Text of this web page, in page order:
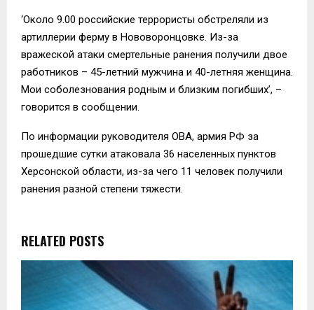
‘Около 9.00 российские террористы обстреляли из
артиллерии ферму в Нововоронцовке. Из-за
вражеской атаки смертельные ранения получили двое
работников – 45-летний мужчина и 40-летняя женщина.
Мои соболезнования родным и близким погибших’, –
говорится в сообщении.
По информации руководителя ОВА, армия РФ за
прошедшие сутки атаковала 36 населенных пунктов
Херсонской области, из-за чего 11 человек получили
ранения разной степени тяжести.
RELATED POSTS